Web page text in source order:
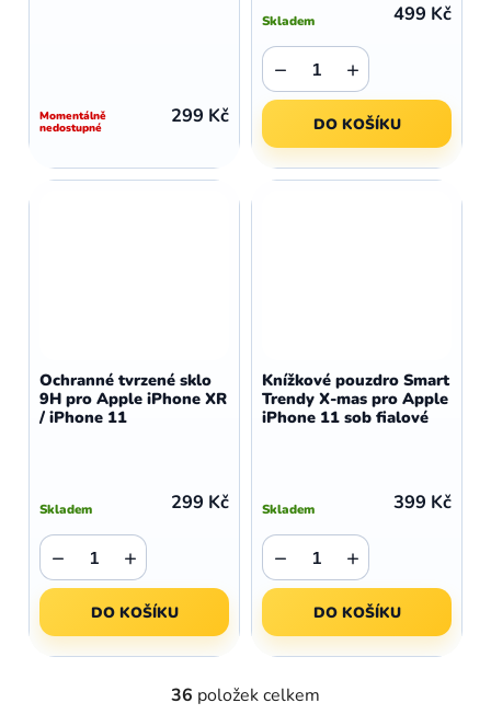
Momentálně
nedostupné 299 Kč
Skladem 499 Kč
+
−
DO KOŠÍKU
Ochranné tvrzené sklo
9H pro Apple iPhone XR
/ iPhone 11
Skladem 299 Kč
+
−
DO KOŠÍKU
Knížkové pouzdro Smart
Trendy X-mas pro Apple
iPhone 11 sob fialové
Skladem 399 Kč
+
−
DO KOŠÍKU
O
36 položek celkem